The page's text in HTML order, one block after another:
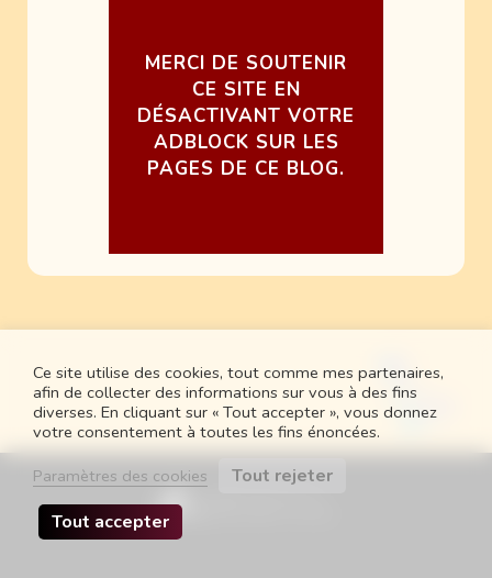
MERCI DE SOUTENIR
CE SITE EN
DÉSACTIVANT VOTRE
ADBLOCK SUR LES
PAGES DE CE BLOG.
Ce site utilise des cookies, tout comme mes partenaires,
afin de collecter des informations sur vous à des fins
diverses. En cliquant sur « Tout accepter », vous donnez
votre consentement à toutes les fins énoncées.
Paramètres des cookies
Tout rejeter
Tout accepter